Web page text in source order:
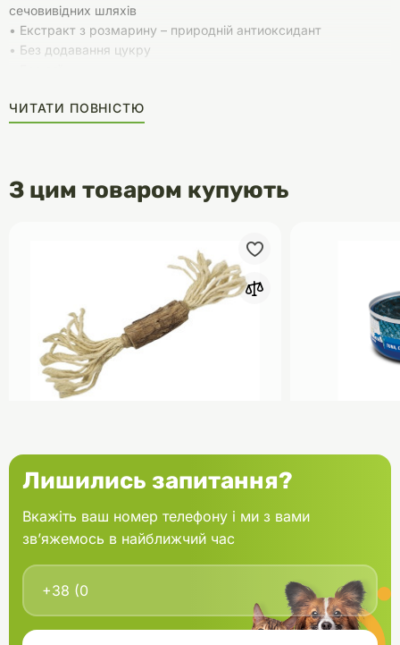
сечовивідних шляхів
• Екстракт з розмарину – природній антиоксидант
• Без додавання цукру
Рекомендації з годування: рекомендовану щоденну кількість
корму, вказану в таблиці, варто розподілити на декілька
ЧИТАТИ ПОВНІСТЮ
З цим товаром купують
Паличка з Мататабі 17 см
В кошик
Farmina
Лишились запитання?
Вкажіть ваш номер телефону і ми з вами
зв’яжемось в найближчий час